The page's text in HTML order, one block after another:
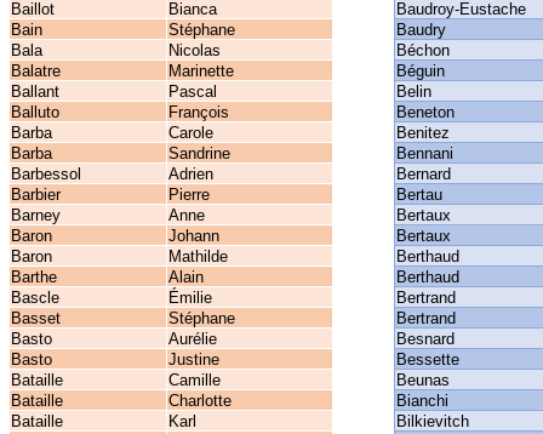
Baillot
Bianca
Baudroy-Eustache
Bain
Stéphane
Baudry
Bala
Nicolas
Béchon
Balatre
Marinette
Béguin
Ballant
Pascal
Belin
Balluto
François
Beneton
Barba
Carole
Benitez
Barba
Sandrine
Bennani
Barbessol
Adrien
Bernard
Barbier
Pierre
Bertau
Barney
Anne
Bertaux
Baron
Johann
Bertaux
Baron
Mathilde
Berthaud
Barthe
Alain
Berthaud
Bascle
Émilie
Bertrand
Basset
Stéphane
Bertrand
Basto
Aurélie
Besnard
Basto
Justine
Bessette
Bataille
Camille
Beunas
Bataille
Charlotte
Bianchi
Bataille
Karl
Bilkievitch